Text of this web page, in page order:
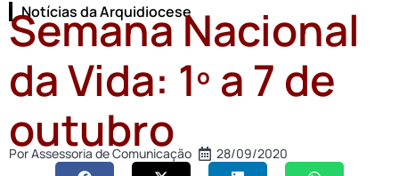
Notícias da Arquidiocese
Semana Nacional
da Vida: 1º a 7 de
outubro
PorAssessoria de Comunicação 28/09/2020